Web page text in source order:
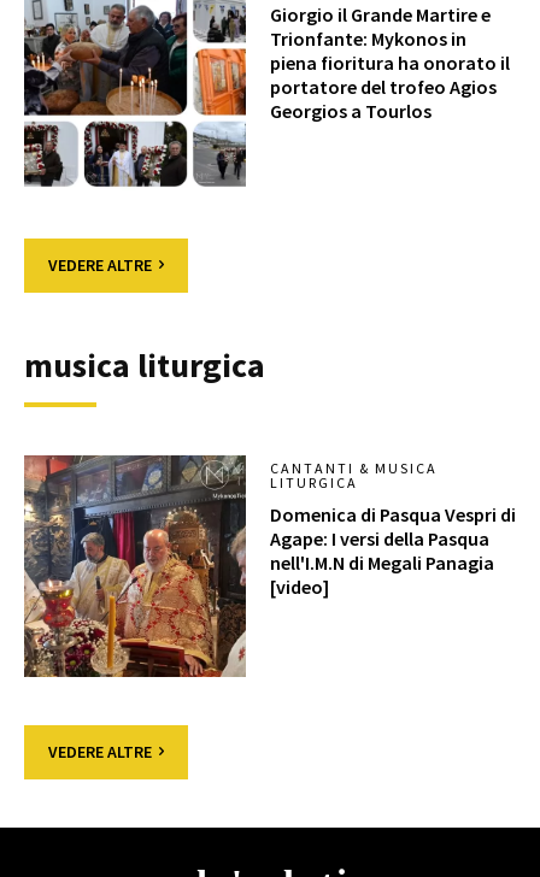
Giorgio il Grande Martire e
Trionfante: Mykonos in
piena fioritura ha onorato il
portatore del trofeo Agios
Georgios a Tourlos
VEDERE ALTRE
musica liturgica
CANTANTI & MUSICA
LITURGICA
Domenica di Pasqua Vespri di
Agape: I versi della Pasqua
nell'I.M.N di Megali Panagia
[video]
VEDERE ALTRE